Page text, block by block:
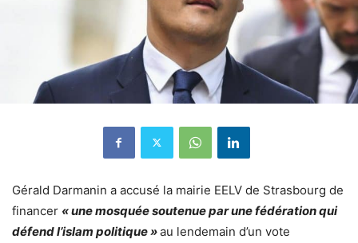
Gérald Darmanin a accusé la mairie EELV de Strasbourg de
financer « une mosquée soutenue par une fédération qui
défend l’islam politique »au lendemain d’un vote